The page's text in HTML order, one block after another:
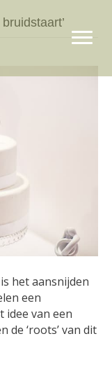
het aansnijden
een
idee van een
de ‘roots’ van dit